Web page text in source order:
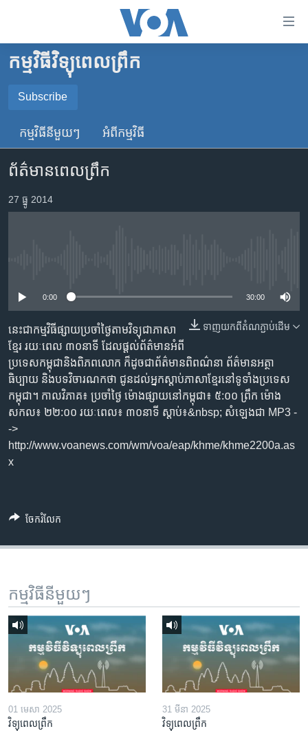
គេហទំព័រ​
ទាក់ទង
រំលង​
ទំព័រ​
ព័ត៌មាន​​
តែ​
ម្តង
រចនា
សម្ព័ន្ធ​
រំលង​
និង​
ចូល​
ទៅ​
កាន់​
ទំព័រ​
ស្វែង​
រក
កម្ពុជា
អន្តរជាតិ
ចិន
ហេឡូវីអូអេ
កម្ពុជាច្នៃប្រតិដ្ឋ
កម្មវិធីទាំងអស់
Khmer English
បណ្តាញ​សង្គម
កម្មវិធីវិទ្យុពេលព្រឹក
Subscribe
SUBSCRIBE
កម្មវិធី​នីមួយៗ អំពី​កម្មវិធី​
ព័ត៌មានពេលព្រឹក
27 ធ្នូ 2014
0:00 30:00
ទាញ​យក​ពី​តំណភ្ជាប់​ដើម
នេះជា​កម្ម​វិធីផ្សាយ​ប្រចាំថ្ងៃ​តាម​វិទ្យុ​ជា​ភាសា​
ខ្មែរ​ រយៈ​ពេល​ ៣០​​នាទី ដែល​ផ្តល់​ព័ត៌មាន​អំពី​
ប្រទេស​កម្ពុជា​និង​ពិភព​លោក​ ក៏ដូច​​ជា​ព័ត៌មាន​ពិពណ៌នា​ ព័ត៌មាន​អត្ថា​
ធិប្បាយ​ និង​បទ​​វិចារណកថា​ ជូន​ដល់​អ្នក​ស្តាប់​ភាសា​ខ្មែរ​នៅ​ទូទាំង​ប្រទេស​
កម្ពុជា។ កាល​វិភាគ៖ ប្រចាំ​ថ្ងៃ ម៉ោង​ផ្សាយ​នៅ​កម្ពុជា៖ ៥:០០ ព្រឹក ម៉ោង​
សកល៖ ២២:០០ រយៈពេល៖ ៣០​នាទី ស្តាប់​៖&nbsp; សំឡេងជា​ MP3 -
->
http://www.voanews.com/wm/voa/eap/khme/khme2200a.as
x
ចែករំលែក
កម្មវិធី​នីមួយៗ
01 មេសា 2025
វិទ្យុពេលព្រឹក
31 មីនា 2025
វិទ្យុពេលព្រឹក